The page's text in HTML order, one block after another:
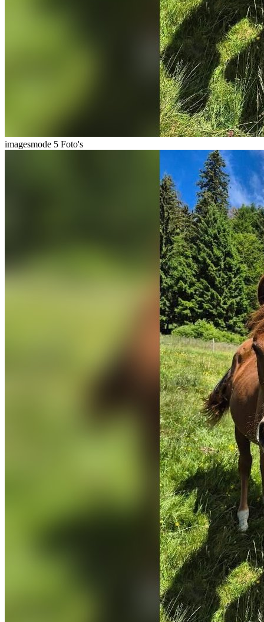
imagesmode 5 Foto's